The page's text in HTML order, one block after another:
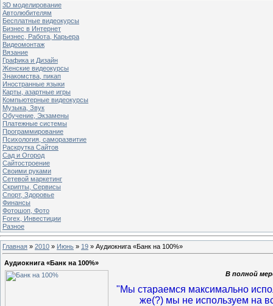
3D моделирование
Автолюбителям
Бесплатные видеокурсы
Бизнес в Интернет
Бизнес, Работа, Карьера
Видеомонтаж
Вязание
Графика и Дизайн
Женские видеокурсы
Знакомства, пикап
Иностранные языки
Карты, азартные игры
Компьютерные видеокурсы
Музыка, Звук
Обучение, Экзамены
Платежные системы
Программирование
Психология, саморазвитие
Раскрутка Сайтов
Cад и Огород
Сайтостроение
Своими руками
Сетевой маркетинг
Скрипты, Сервисы
Спорт, Здоровье
Финансы
Фотошоп, Фото
Forex, Инвестиции
Разное
Главная » 2010 » Июнь » 19 » Аудиокнига «Банк на 100%»
Аудиокнига «Банк на 100%»
В полной
"Мы стараемся максимально
же(?) мы не используем на